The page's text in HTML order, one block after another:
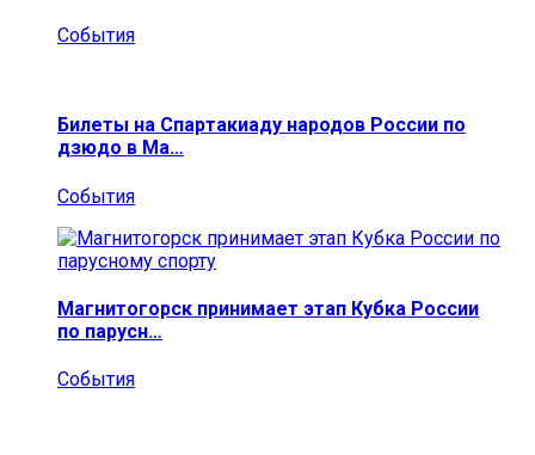
События
Билеты на Спартакиаду народов России по
дзюдо в Ма…
События
Магнитогорск принимает этап Кубка России
по парусн…
События